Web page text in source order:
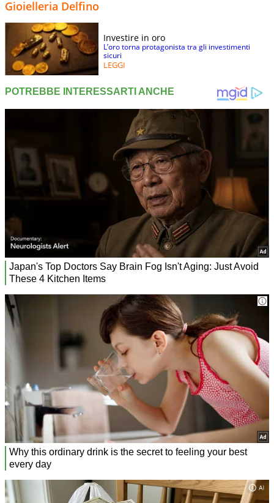
Gioielleria Delfino
Investire in oro
L’oro torna protagonista tra gli investimenti
sicuri
LEGGI